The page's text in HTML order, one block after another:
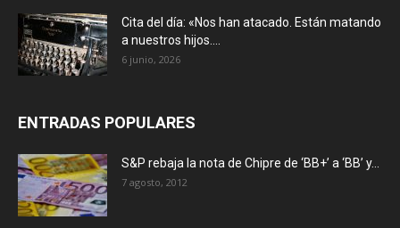
Cita del día: «Nos han atacado. Están matando
a nuestros hijos....
6 junio, 2026
ENTRADAS POPULARES
S&P rebaja la nota de Chipre de ‘BB+’ a ‘ВВ’ y...
7 agosto, 2012